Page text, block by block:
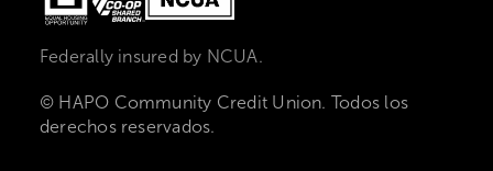
Federally insured by NCUA.
© HAPO Community Credit Union. Todos los
derechos reservados.